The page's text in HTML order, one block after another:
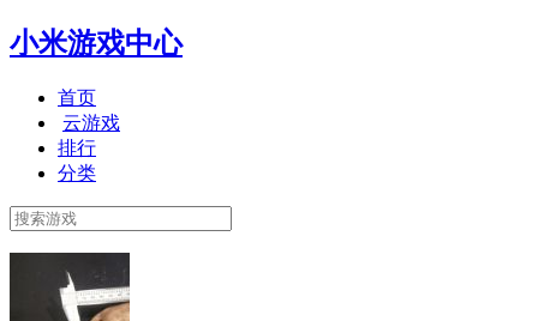
小米游戏中心
首页
云游戏
排行
分类